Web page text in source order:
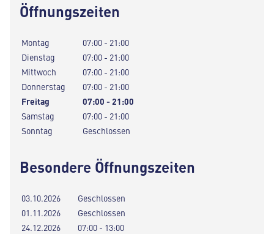
Öffnungszeiten
Montag
07:00 - 21:00
Dienstag
07:00 - 21:00
Mittwoch
07:00 - 21:00
Donnerstag
07:00 - 21:00
Freitag
07:00 - 21:00
Samstag
07:00 - 21:00
Sonntag
Geschlossen
Besondere Öffnungszeiten
03.10.2026
Geschlossen
01.11.2026
Geschlossen
24.12.2026
07:00 - 13:00